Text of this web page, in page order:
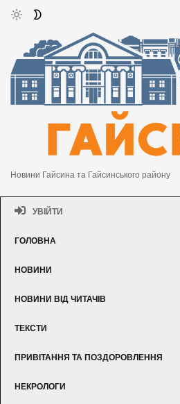
Новини Гайсина та Гайсинського району
УВІЙТИ
ГОЛОВНА
НОВИНИ
НОВИНИ ВІД ЧИТАЧІВ
ТЕКСТИ
ПРИВІТАННЯ ТА ПОЗДОРОВЛЕННЯ
НЕКРОЛОГИ